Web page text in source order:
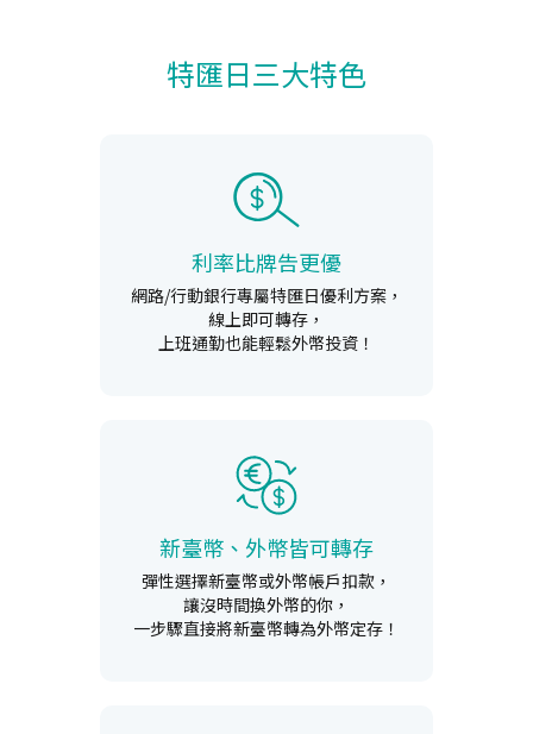
特匯日三大特色
利率比牌告更優
網路/行動銀行專屬特匯日優利方案，
線上即可轉存，
上班通勤也能輕鬆外幣投資！
新臺幣、外幣皆可轉存
彈性選擇新臺幣或外幣帳戶扣款，
讓沒時間換外幣的你，
一步驟直接將新臺幣轉為外幣定存！